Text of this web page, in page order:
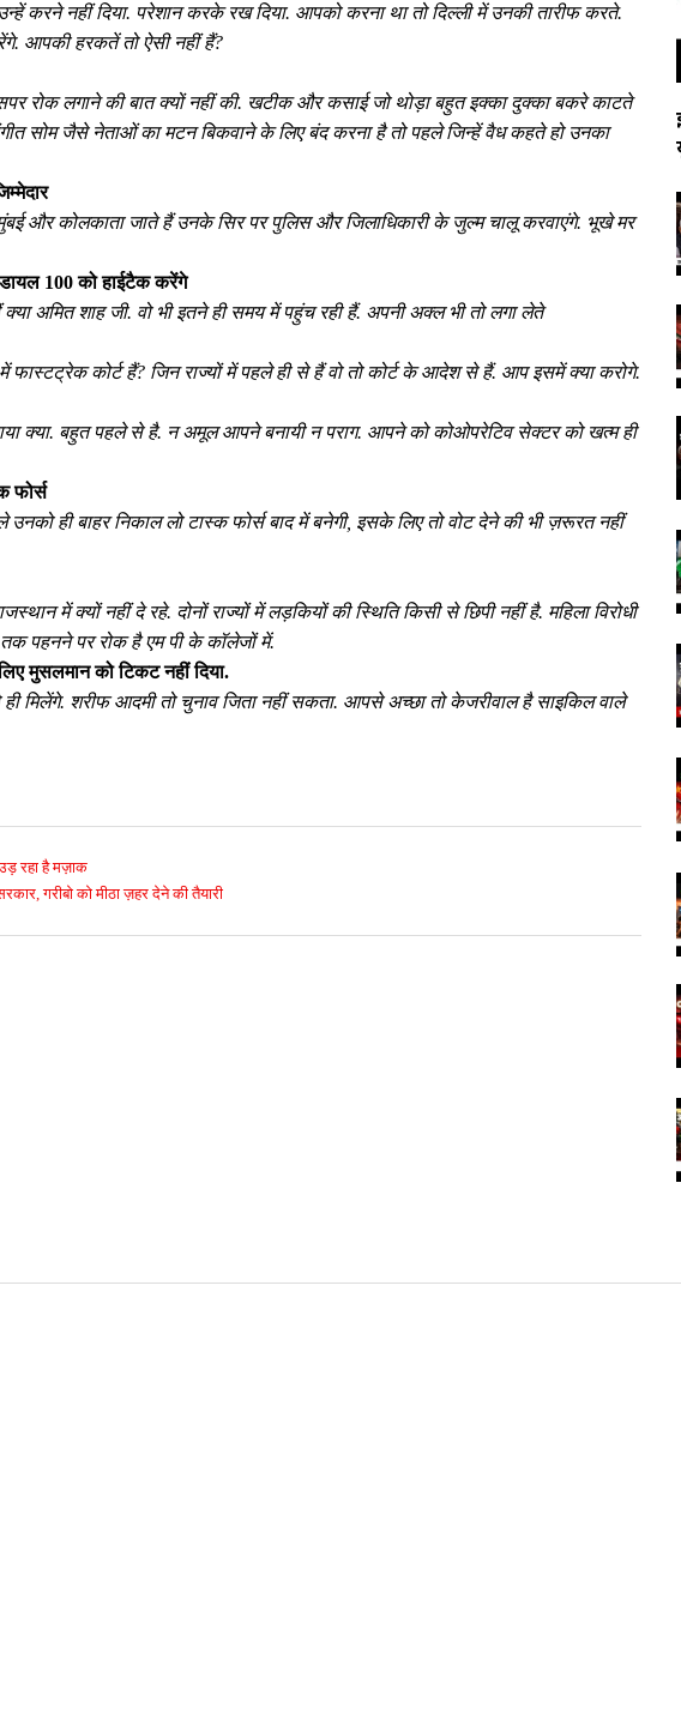
करने नहीं दिया. परेशान करके रख दिया. आपको करना था तो दिल्ली में उनकी तारीफ करते.
आपकी हरकतें तो ऐसी नहीं हैं?
रोक लगाने की बात क्यों नहीं की. खटीक और कसाई जो थोड़ा बहुत इक्का दुक्का बकरे काटते
सोम जैसे नेताओं का मटन बिकवाने के लिए बंद करना है तो पहले जिन्हें वैध कहते हो उनका
मुंबई और कोलकाता जाते हैं उनके सिर पर पुलिस और जिलाधिकारी के जुल्म चालू करवाएंगे. भूखे मर
100 को हाईटैक करेंगे
अमित शाह जी. वो भी इतने ही समय में पहुंच रही हैं. अपनी अक्ल भी तो लगा लेते
में फास्टट्रेक कोर्ट हैं? जिन राज्यों में पहले ही से हैं वो तो कोर्ट के आदेश से हैं. आप इसमें क्या करोगे.
क्या. बहुत पहले से है. न अमूल आपने बनायी न पराग. आपने को कोओपरेटिव सेक्टर को खत्म ही
फोर्स
ही बाहर निकाल लो टास्क फोर्स बाद में बनेगी, इसके लिए तो वोट देने की भी ज़रूरत नहीं
में क्यों नहीं दे रहे. दोनों राज्यों में लड़कियों की स्थिति किसी से छिपी नहीं है. महिला विरोधी
पहनने पर रोक है एम पी के कॉलेजों में.
मुसलमान को टिकट नहीं दिया.
मिलेंगे. शरीफ आदमी तो चुनाव जिता नहीं सकता. आपसे अच्छा तो केजरीवाल है साइकिल वाले
रहा है मज़ाक
गरीबो को मीठा ज़हर देने की तैयारी